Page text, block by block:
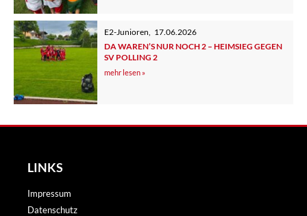
E2-Junioren
17.06.2026
DA WAREN’S NUR NOCH 2 – HEIMSIEG GEGEN
SV POLLING 2
mehr lesen »
LINKS
Impressum
Datenschutz